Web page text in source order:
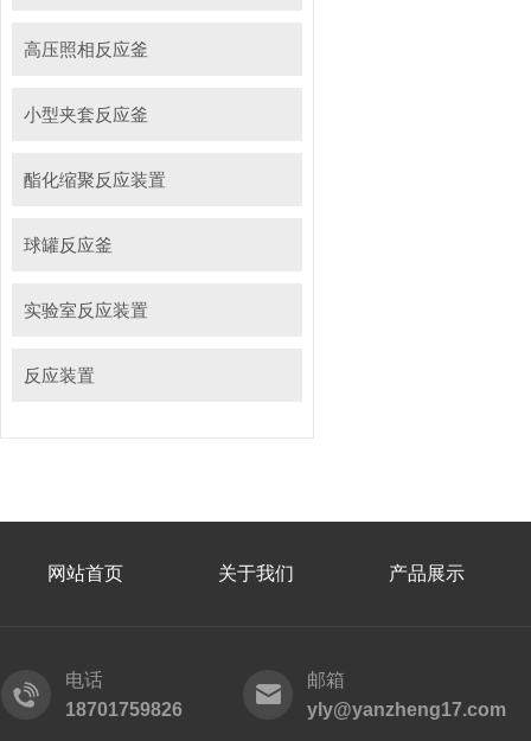
高压照相反应釜
小型夹套反应釜
酯化缩聚反应装置
球罐反应釜
实验室反应装置
反应装置
网站首页 关于我们 产品展示
电话
18701759826
邮箱
yly@yanzheng17.com